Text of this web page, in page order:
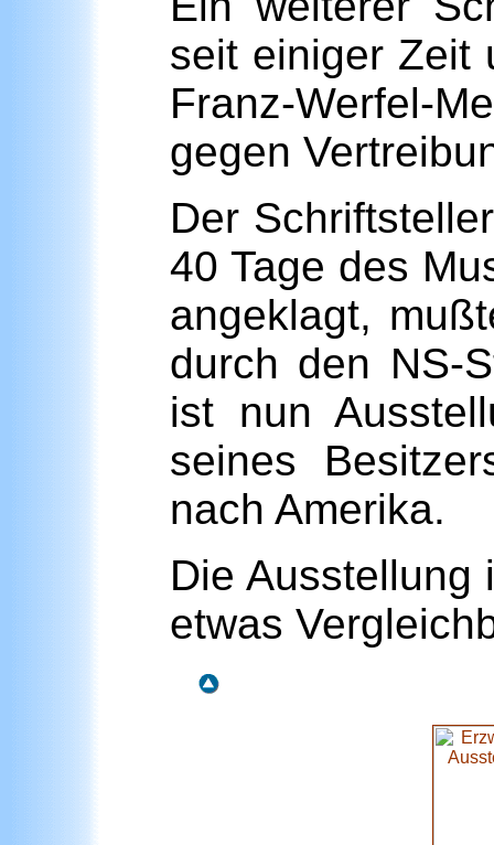
seit einiger Zeit
Franz-Werfel-
gegen
Der
40 Tage des
angeklagt,
durch den NS-
ist nun
seines
nach Amerika.
Die Ausstellung
etwas